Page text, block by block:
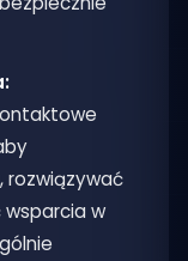
rozwiązywać
w